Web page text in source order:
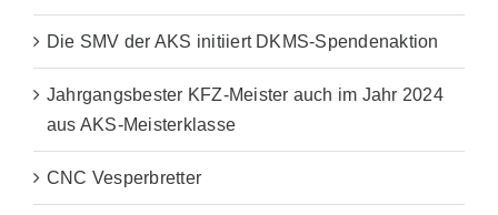
Die SMV der AKS initiiert DKMS-Spendenaktion
Jahrgangsbester KFZ-Meister auch im Jahr 2024
aus AKS-Meisterklasse
CNC Vesperbretter